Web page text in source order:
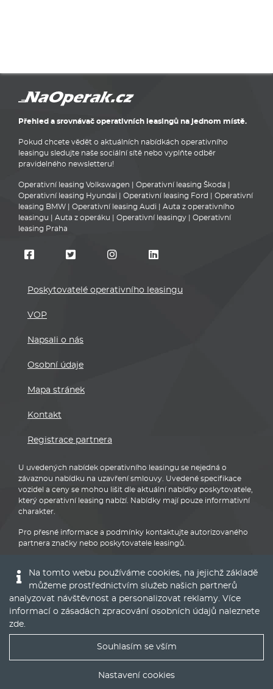
Přehled a srovnávač operativních leasingů na jednom místě.
Pokud chcete vědět o aktuálních nabídkách operativního
leasingu sledujte naše sociální sítě nebo vyplňte odběr
pravidelného newsletteru!
Operativní leasing Volkswagen Operativní leasing Škoda
Operativní leasing Hyundai
Operativní leasing Ford
Operativní
leasing BMW
Operativní leasing Audi
Auta z operativního
leasingu
Auta z operáku Operativní leasingy
Operativní
leasing Praha
Poskytovatelé operativního leasingu
VOP
Napsali o nás
Osobní údaje
Mapa stránek
Kontakt
Registrace partnera
U uvedených nabídek operativního leasingu se nejedná o
závaznou nabídku na uzavření smlouvy. Uvedené specifikace
vozidel a ceny se mohou lišit dle aktuální nabídky poskytovatele,
který operativní leasing nabízí. Nabídky mají pouze informativní
charakter.
Pro přesné informace a podmínky kontaktujte autorizovaného
partnera značky nebo poskytovatele leasingů.
Na tomto webu používáme cookies, na jejichž základě
můžeme prostřednictvím služeb našich partnerů
analyzovat návštěvnost a personalizovat reklamy. Více
informací o zásadách zpracování osobních údajů naleznete
zde.
Souhlasím se vším
Nastavení cookies
Nejlepší nabídky operáku do Vašeho emailu